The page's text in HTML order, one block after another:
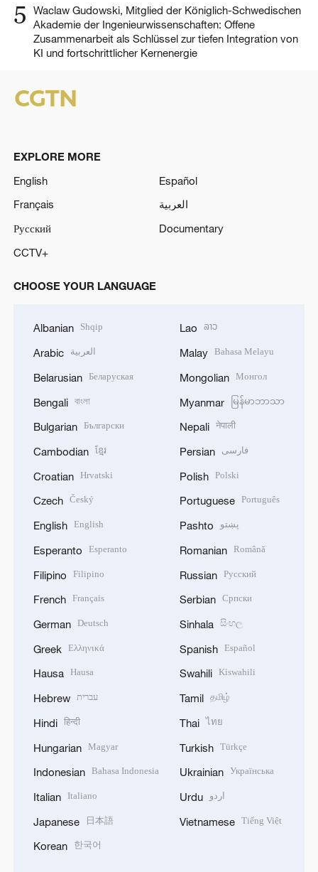
5
Waclaw Gudowski, Mitglied der Königlich-Schwedischen
Akademie der Ingenieurwissenschaften: Offene
Zusammenarbeit als Schlüssel zur tiefen Integration von
KI und fortschrittlicher Kernenergie
EXPLORE MORE
English
Español
Français
العربية
Русский
Documentary
CCTV+
CHOOSE YOUR LANGUAGE
Albanian Shqip
Arabic العربية
Belarusian Беларуская
Bengali বাংলা
Bulgarian Български
Cambodian ខ្មែរ
Croatian Hrvatski
Czech Český
English English
Esperanto Esperanto
Filipino Filipino
French Français
German Deutsch
Greek Ελληνικά
Hausa Hausa
Hebrew עברית
Hindi हिन्दी
Hungarian Magyar
Indonesian Bahasa Indonesia
Italian Italiano
Japanese 日本語
Korean 한국어
Lao ລາວ
Malay Bahasa Melayu
Mongolian Монгол
Myanmar မြန်မာဘာသာ
Nepali नेपाली
Persian فارسی
Polish Polski
Portuguese Português
Pashto پښتو
Romanian Română
Russian Русский
Serbian Српски
Sinhala සිංහල
Spanish Español
Swahili Kiswahili
Tamil தமிழ்
Thai ไทย
Turkish Türkçe
Ukrainian Українська
Urdu اردو
Vietnamese Tiếng Việt